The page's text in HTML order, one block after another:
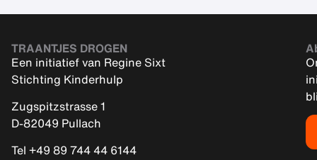
TRAANTJES DROGEN
Een initiatief van Regine Sixt
Stichting Kinderhulp
Zugspitzstrasse 1
D-82049 Pullach
Tel +49 89 744 44 6144